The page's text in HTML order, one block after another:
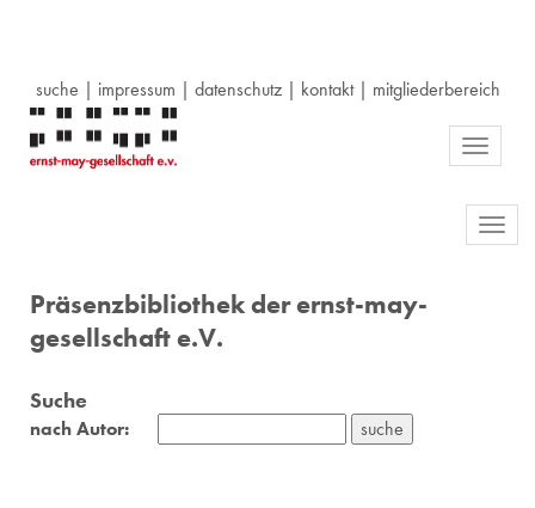
suche | impressum | datenschutz| kontakt| mitgliederbereich
Toggle
Präsenzbibliothek der ernst-may-
gesellschaft e.V.
Suche
nach Autor: